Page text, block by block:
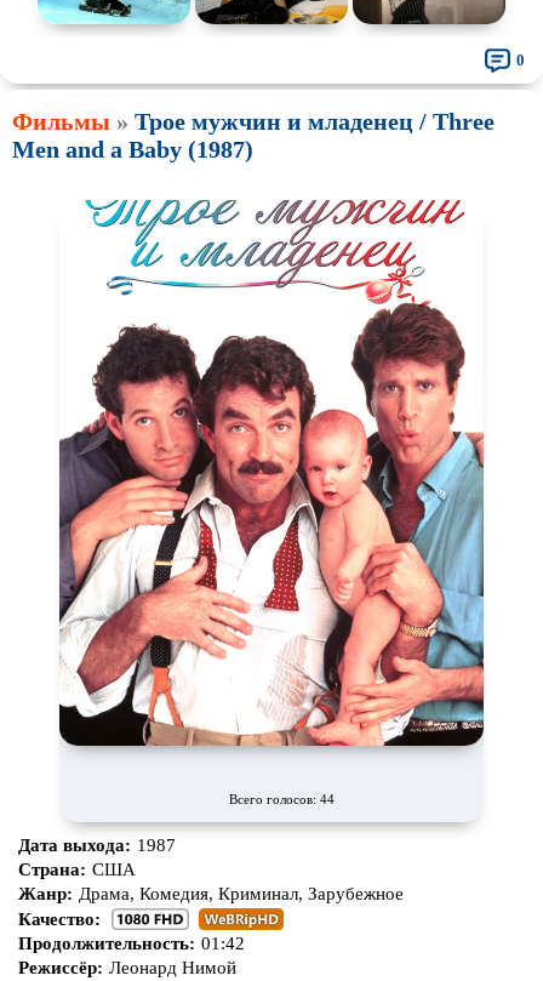
0
Фильмы » Трое мужчин и младенец / Three
Men and a Baby (1987)
Всего голосов: 44
Дата выхода: 1987
Страна: США
Жанр: Драма, Комедия, Криминал, Зарубежное
Качество:
Продолжительность: 01:42
Режиссёр: Леонард Нимой